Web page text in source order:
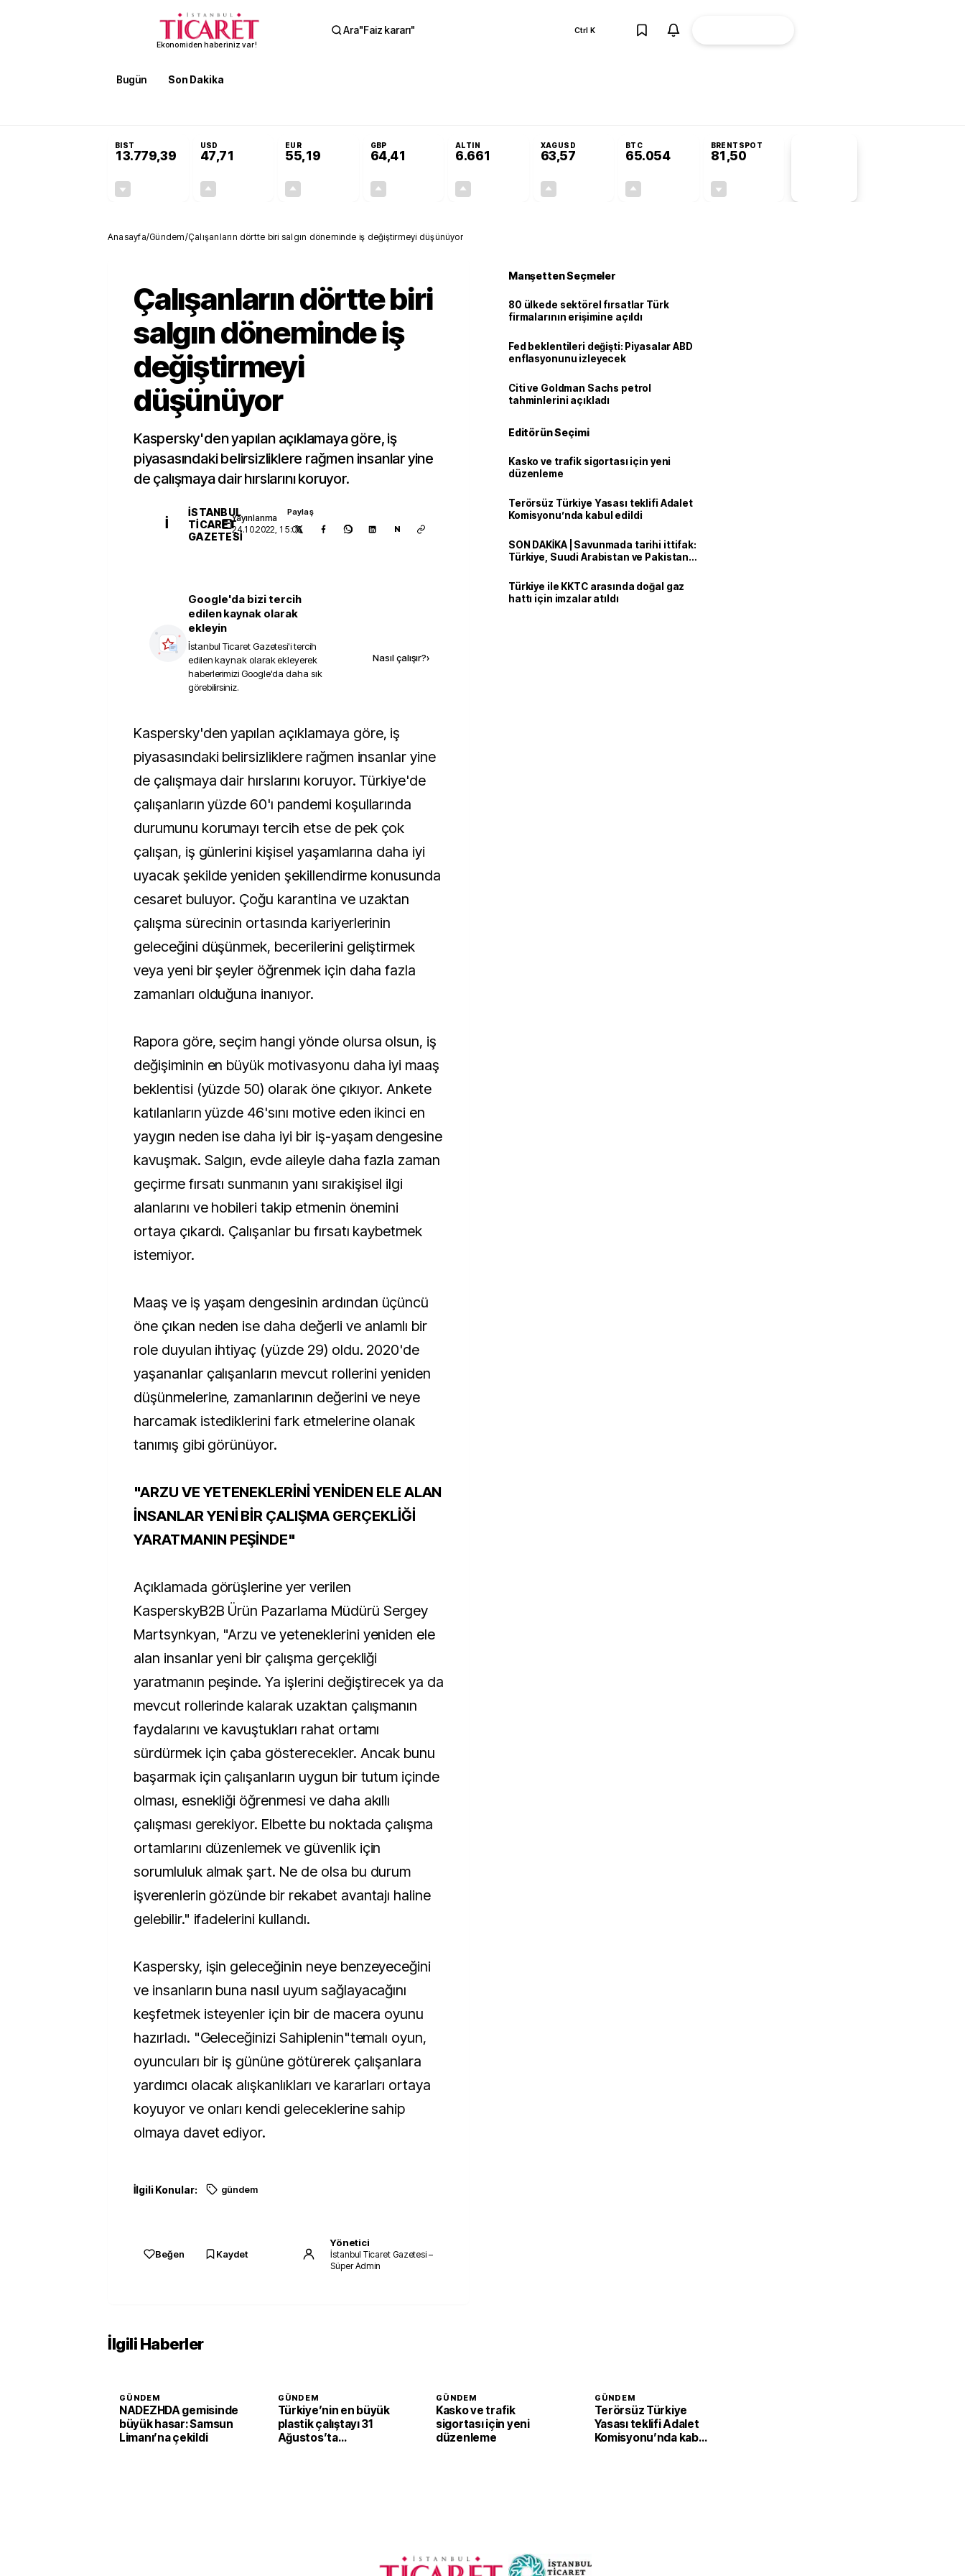
Ekonomiden haberiniz var!
Ara"Faiz kararı" Ctrl K
Bugün Son Dakika
BIST
13.779,39
USD
47,71
EUR
55,19
GBP
64,41
ALTIN
6.661
XAGUSD
63,57
BTC
65.054
BRENTSPOT
81,50
Anasayfa/Gündem/Çalışanların dörtte biri salgın döneminde iş değiştirmeyi düşünüyor
Çalışanların dörtte biri
salgın döneminde iş
değiştirmeyi
düşünüyor
Kaspersky'den yapılan açıklamaya göre, iş
piyasasındaki belirsizliklere rağmen insanlar yine
de çalışmaya dair hırslarını koruyor.
İ
İSTANBUL
TICARET
GAZETESI
Yayınlanma
24.10.2022, 15:06
Paylaş
N
Google'da bizi tercih
edilen kaynak olarak
ekleyin
İstanbul Ticaret Gazetesi'i tercih
edilen kaynak olarak ekleyerek
haberlerimizi Google'da daha sık
görebilirsiniz.
Nasıl çalışır?›
Kaspersky'den yapılan açıklamaya göre, iş
piyasasındaki belirsizliklere rağmen insanlar yine
de çalışmaya dair hırslarını koruyor. Türkiye'de
çalışanların yüzde 60'ı pandemi koşullarında
durumunu korumayı tercih etse de pek çok
çalışan, iş günlerini kişisel yaşamlarına daha iyi
uyacak şekilde yeniden şekillendirme konusunda
cesaret buluyor. Çoğu karantina ve uzaktan
çalışma sürecinin ortasında kariyerlerinin
geleceğini düşünmek, becerilerini geliştirmek
veya yeni bir şeyler öğrenmek için daha fazla
zamanları olduğuna inanıyor.
Rapora göre, seçim hangi yönde olursa olsun, iş
değişiminin en büyük motivasyonu daha iyi maaş
beklentisi (yüzde 50) olarak öne çıkıyor. Ankete
katılanların yüzde 46'sını motive eden ikinci en
yaygın neden ise daha iyi bir iş-yaşam dengesine
kavuşmak. Salgın, evde aileyle daha fazla zaman
geçirme fırsatı sunmanın yanı sırakişisel ilgi
alanlarını ve hobileri takip etmenin önemini
ortaya çıkardı. Çalışanlar bu fırsatı kaybetmek
istemiyor.
Maaş ve iş yaşam dengesinin ardından üçüncü
öne çıkan neden ise daha değerli ve anlamlı bir
role duyulan ihtiyaç (yüzde 29) oldu. 2020'de
yaşananlar çalışanların mevcut rollerini yeniden
düşünmelerine, zamanlarının değerini ve neye
harcamak istediklerini fark etmelerine olanak
tanımış gibi görünüyor.
"ARZU VE YETENEKLERİNİ YENİDEN ELE ALAN
İNSANLAR YENİ BİR ÇALIŞMA GERÇEKLİĞİ
YARATMANIN PEŞİNDE"
Açıklamada görüşlerine yer verilen
KasperskyB2B Ürün Pazarlama Müdürü Sergey
Martsynkyan, "Arzu ve yeteneklerini yeniden ele
alan insanlar yeni bir çalışma gerçekliği
yaratmanın peşinde. Ya işlerini değiştirecek ya da
mevcut rollerinde kalarak uzaktan çalışmanın
faydalarını ve kavuştukları rahat ortamı
sürdürmek için çaba gösterecekler. Ancak bunu
başarmak için çalışanların uygun bir tutum içinde
olması, esnekliği öğrenmesi ve daha akıllı
çalışması gerekiyor. Elbette bu noktada çalışma
ortamlarını düzenlemek ve güvenlik için
sorumluluk almak şart. Ne de olsa bu durum
işverenlerin gözünde bir rekabet avantajı haline
gelebilir." ifadelerini kullandı.
Kaspersky, işin geleceğinin neye benzeyeceğini
ve insanların buna nasıl uyum sağlayacağını
keşfetmek isteyenler için bir de macera oyunu
hazırladı. "Geleceğinizi Sahiplenin"temalı oyun,
oyuncuları bir iş gününe götürerek çalışanlara
yardımcı olacak alışkanlıkları ve kararları ortaya
koyuyor ve onları kendi geleceklerine sahip
olmaya davet ediyor.
İlgili Konular: gündem
Beğen Kaydet
Yönetici
İstanbul Ticaret Gazetesi –
Süper Admin
Manşetten Seçmeler
80 ülkede sektörel fırsatlar Türk
firmalarının erişimine açıldı
Fed beklentileri değişti: Piyasalar ABD
enflasyonunu izleyecek
Citi ve Goldman Sachs petrol
tahminlerini açıkladı
Editörün Seçimi
Kasko ve trafik sigortası için yeni
düzenleme
Terörsüz Türkiye Yasası teklifi Adalet
Komisyonu’nda kabul edildi
SON DAKİKA | Savunmada tarihi ittifak:
Türkiye, Suudi Arabistan ve Pakistan
Türkiye ile KKTC arasında doğal gaz
hattı için imzalar atıldı
İlgili Haberler
GÜNDEM
NADEZHDA gemisinde
büyük hasar: Samsun
Limanı’na çekildi
GÜNDEM
Türkiye’nin en büyük
plastik çalıştayı 31
Ağustos’ta
GÜNDEM
Kasko ve trafik
sigortası için yeni
düzenleme
GÜNDEM
Terörsüz Türkiye
Yasası teklifi Adalet
Komisyonu’nda kabul